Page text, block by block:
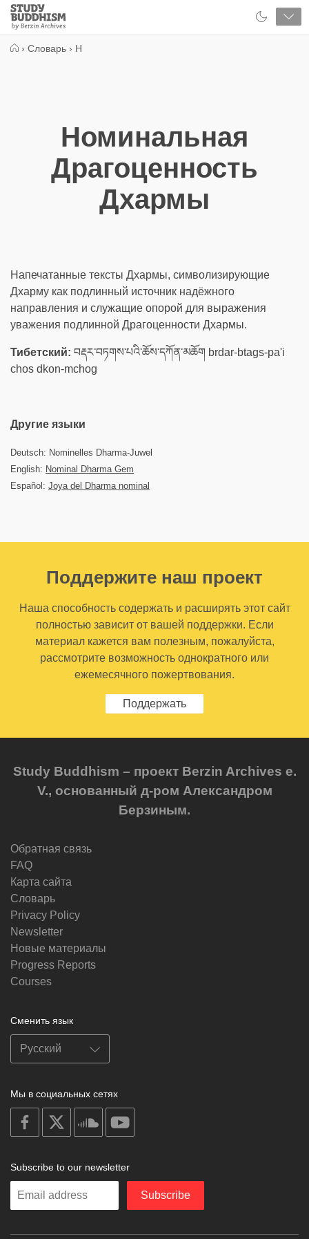
Close
Study
Buddhism
› Словарь › Н
Номинальная
Драгоценность
Дхармы
Напечатанные тексты Дхармы, символизирующие
Дхарму как подлинный источник надёжного
направления и служащие опорой для выражения
уважения подлинной Драгоценности Дхармы.
Тибетский: བརྡར་བཏགས་པའི་ཆོས་དཀོན་མཆོག brdar-btags-pa'i
chos dkon-mchog
Другие языки
Deutsch: Nominelles Dharma-Juwel
English: Nominal Dharma Gem
Español: Joya del Dharma nominal
Поддержите наш проект
Наша способность содержать и расширять этот сайт
полностью зависит от вашей поддержки. Если
материал кажется вам полезным, пожалуйста,
рассмотрите возможность однократного или
ежемесячного пожертвования.
Поддержать
Study Buddhism – проект Berzin Archives e.
V., основанный д-ром Александром
Берзиным.
Обратная связь
FAQ
Карта сайта
Словарь
Privacy Policy
Newsletter
Новые материалы
Progress Reports
Courses
Сменить язык
Мы в социальных сетях
on
facebook
soundcloud
Subscribe to our newsletter
Enter
Subscribe